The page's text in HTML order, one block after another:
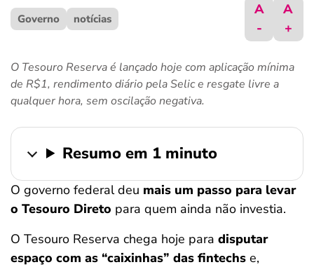
Governo notícias
A
-
A
+
O Tesouro Reserva é lançado hoje com aplicação mínima
de R$1, rendimento diário pela Selic e resgate livre a
qualquer hora, sem oscilação negativa.
Resumo em 1 minuto
O governo federal deu mais um passo para levar
o Tesouro Direto para quem ainda não investia.
O Tesouro Reserva chega hoje para disputar
espaço com as “caixinhas” das fintechs e,